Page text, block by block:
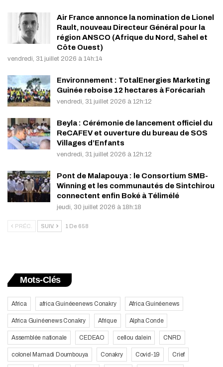
Air France annonce la nomination de Lionel
Rault, nouveau Directeur Général pour la
région ANSCO (Afrique du Nord, Sahel et
Côte Ouest)
vendredi, 31 juillet 2026 à 14h:14
Environnement : TotalEnergies Marketing
Guinée reboise 12 hectares à Forécariah
vendredi, 31 juillet 2026 à 12h:12
Beyla : Cérémonie de lancement officiel du
ReCAFEV et ouverture du bureau de SOS
Villages d’Enfants
vendredi, 31 juillet 2026 à 12h:12
Pont de Malapouya : le Consortium SMB-
Winning et les communautés de Sintchirou
connectent enfin Boké à Télimélé
jeudi, 30 juillet 2026 à 18h:18
PRÉC. SUIV. 1 De 658
Mots-Clés
Africa africa Guinéeenews Conakry Africa Guinéenews
Africa Guinéenews Conakry Afrique Alpha Conde
Assemblée nationale CEDEAO cellou dalein CNRD
colonel Mamadi Doumbouya Conakry Covid-19 Crief